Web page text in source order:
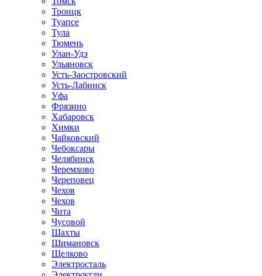
Троицк
Туапсе
Тула
Тюмень
Улан-Удэ
Ульяновск
Усть-Заостровский
Усть-Лабинск
Уфа
Фрязино
Хабаровск
Химки
Чайковский
Чебоксары
Челябинск
Черемхово
Череповец
Чехов
Чехов
Чита
Чусовой
Шахты
Шимановск
Щелково
Электросталь